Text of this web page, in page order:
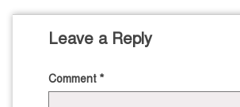
Leave a Reply
Comment *